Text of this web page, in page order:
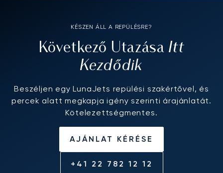
KÉSZEN ÁLL A REPÜLÉSRE?
Következő Utazása Itt
Kezdődik
Beszéljen egy LunaJets repülési szakértővel, és
percek alatt megkapja igény szerinti árajánlatát.
Kötelezettségmentes.
AJÁNLAT KÉRÉSE
+41 22 782 12 12